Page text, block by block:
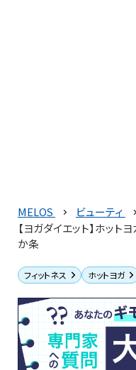
MELOS
ビューティ
【ヨガダイエット】ホット
か条
フィットネス ホットヨガ